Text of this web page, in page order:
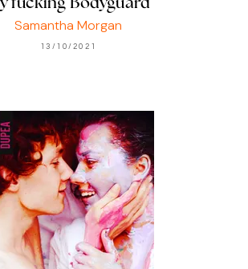
fucking Bodyguard
Samantha Morgan
13/10/2021